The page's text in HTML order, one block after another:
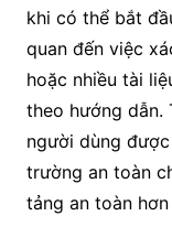
khi có thể bắt
quan đến việc
hoặc nhiều tài
theo hướng dẫn.
người dùng
trường an toàn
tảng an toàn